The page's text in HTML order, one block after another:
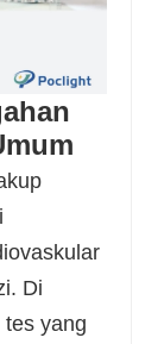
Di
yang